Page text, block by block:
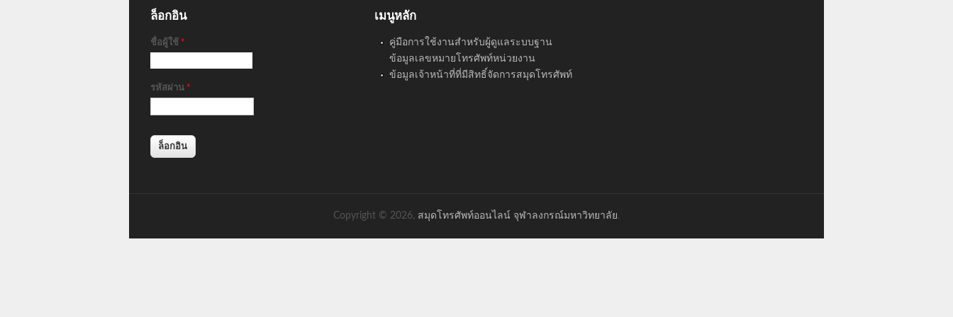
ล็อกอิน
ชื่อผู้ใช้ *
รหัสผ่าน *
เมนูหลัก
คู่มือการใช้งานสำหรับผู้ดูแลระบบฐาน
ข้อมูลเลขหมายโทรศัพท์หน่วยงาน
ข้อมูลเจ้าหน้าที่ที่มีสิทธิ์จัดการสมุดโทรศัพท์
Copyright © 2026, สมุดโทรศัพท์ออนไลน์ จุฬาลงกรณ์มหาวิทยาลัย.